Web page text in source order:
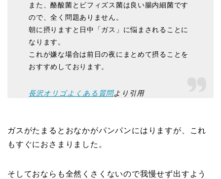
また、酪酸菌とビフィズス菌は良い腸内細菌です
ので、全く問題ありません。
朝に摂りますと日中「ガス」に悩まされることに
なります。
これが嫌な場合は前日の夜にまとめて摂ることを
おすすめしております。
長沢オリゴよくある質問より引用
ガスがたまるとおなかがパンパンにはりますが、これ
もすぐにおさまりました。
そしておならも全然くさくないので我慢せず出すよう